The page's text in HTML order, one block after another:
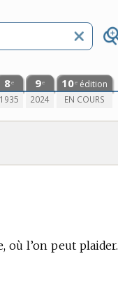
8e
1935
9e
2024
10e édition
EN COURS
où l’on peut plaider.